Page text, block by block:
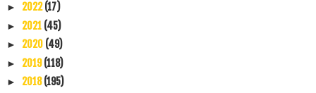
► 2022(17)
► 2021 (45)
► 2020 (49)
► 2019(118)
► 2018(195)